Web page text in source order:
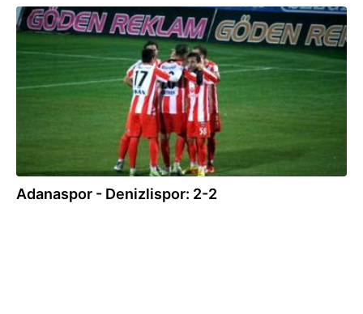
16.01.2012
Adanaspor - Denizlispor: 2-2